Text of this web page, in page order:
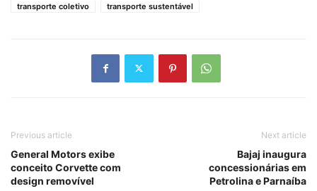
transporte coletivo
transporte sustentável
Previous article
General Motors exibe
conceito Corvette com
design removível
Next article
Bajaj inaugura
concessionárias em
Petrolina e Parnaíba